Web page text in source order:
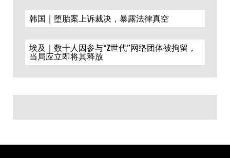
韩国｜堕胎案上诉裁决，暴露法律真空
埃及｜数十人因参与“Z世代”网络团体被拘留，
当局应立即将其释放